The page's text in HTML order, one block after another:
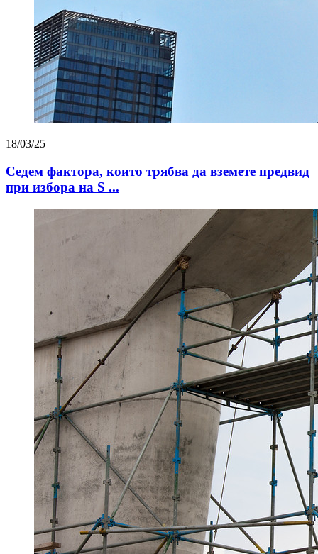
18/03/25
Седем фактора, които трябва да вземете предвид
при избора на S ...